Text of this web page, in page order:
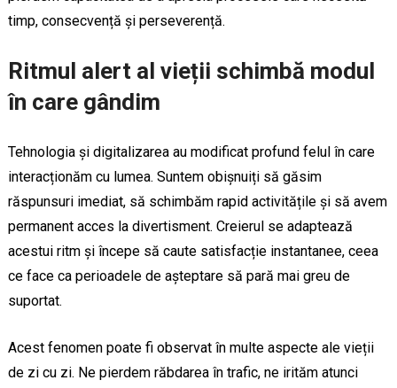
timp, consecvență și perseverență.
Ritmul alert al vieții schimbă modul
în care gândim
Tehnologia și digitalizarea au modificat profund felul în care
interacționăm cu lumea. Suntem obișnuiți să găsim
răspunsuri imediat, să schimbăm rapid activitățile și să avem
permanent acces la divertisment. Creierul se adaptează
acestui ritm și începe să caute satisfacție instantanee, ceea
ce face ca perioadele de așteptare să pară mai greu de
suportat.
Acest fenomen poate fi observat în multe aspecte ale vieții
de zi cu zi. Ne pierdem răbdarea în trafic, ne irităm atunci